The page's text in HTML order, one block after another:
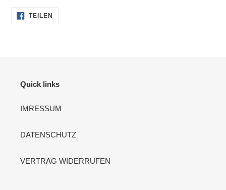
TEILEN
Quick links
IMRESSUM
DATENSCHUTZ
VERTRAG WIDERRUFEN